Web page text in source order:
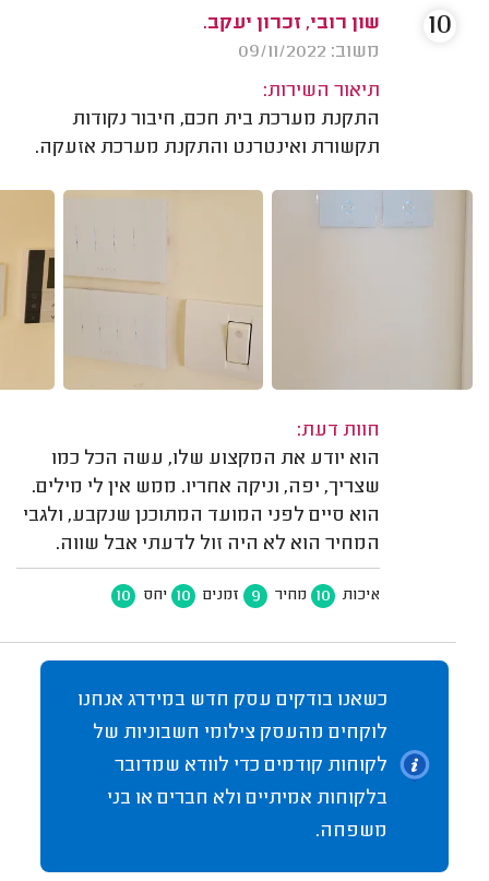
שון רובי, זכרון יעקב.
משוב: 09/11/2022
תיאור השירות:
התקנת מערכת בית חכם, חיבור נקודות
תקשורת ואינטרנט והתקנת מערכת אזעקה.
חוות דעת:
הוא יודע את המקצוע שלו, עשה הכל כמו
שצריך, יפה, וניקה אחריו. ממש אין לי מילים.
הוא סיים לפני המועד המתוכנן שנקבע, ולגבי
המחיר הוא לא היה זול לדעתי אבל שווה.
איכות 10 מחיר 9 זמנים 10 יחס 10
10
כשאנו בודקים עסק חדש במידרג אנחנו
לוקחים מהעסק צילומי חשבוניות של
לקוחות קודמים כדי לוודא שמדובר
בלקוחות אמיתיים ולא חברים או בני
משפחה.